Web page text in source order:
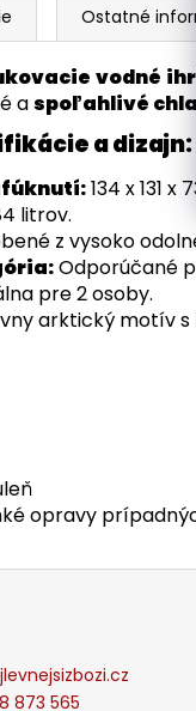
Ostatné
vodné
aspoľahlivé
a dizajn:
134 x 131
litrov.
z vysoko
Odporúčané
pre 2 osoby.
arktický motív s
opravy
873 565